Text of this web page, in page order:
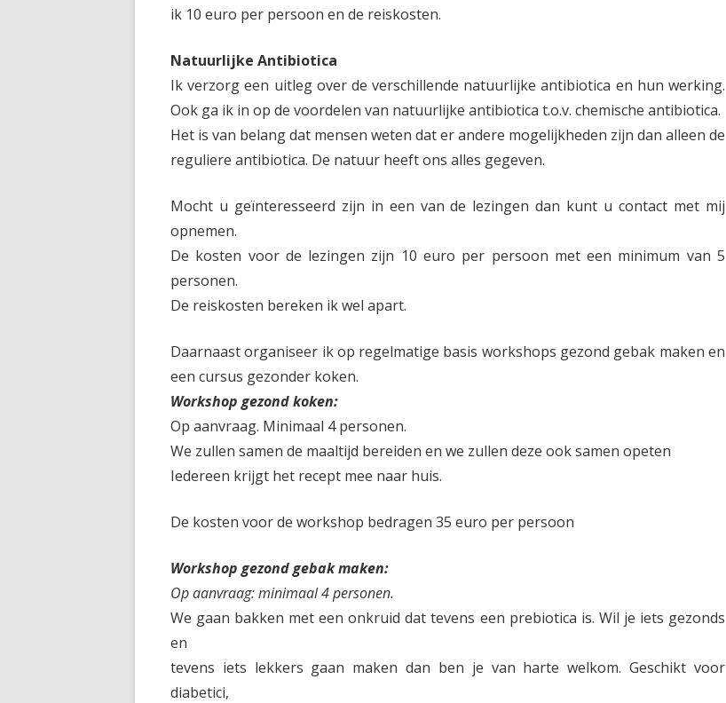
ik 10 euro per persoon en de reiskosten.
Natuurlijke Antibiotica
Ik verzorg een uitleg over de verschillende natuurlijke antibiotica en hun werking.
Ook ga ik in op de voordelen van natuurlijke antibiotica t.o.v. chemische antibiotica.
Het is van belang dat mensen weten dat er andere mogelijkheden zijn dan alleen de
reguliere antibiotica. De natuur heeft ons alles gegeven.
Mocht u geïnteresseerd zijn in een van de lezingen dan kunt u contact met mij
opnemen.
De kosten voor de lezingen zijn 10 euro per persoon met een minimum van 5
personen.
De reiskosten bereken ik wel apart.
Daarnaast organiseer ik op regelmatige basis workshops gezond gebak maken en
een cursus gezonder koken.
Workshop gezond koken:
Op aanvraag. Minimaal 4 personen.
We zullen samen de maaltijd bereiden en we zullen deze ook samen opeten
Iedereen krijgt het recept mee naar huis.
De kosten voor de workshop bedragen 35 euro per persoon
Workshop gezond gebak maken:
Op aanvraag: minimaal 4 personen.
We gaan bakken met een onkruid dat tevens een prebiotica is. Wil je iets gezonds
en
tevens iets lekkers gaan maken dan ben je van harte welkom. Geschikt voor
diabetici,